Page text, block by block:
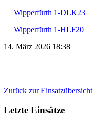
Wipperfürth 1-DLK23
Wipperfürth 1-HLF20
14. März 2026 18:38
Zurück zur Einsatzübersicht
Letzte Einsätze